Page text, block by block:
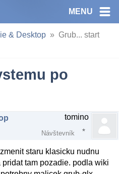
MENU
& Desktop
Grub... start
po
tomino
Návštevník
staru klasicku nudnu
tam pozadie. podla wiki